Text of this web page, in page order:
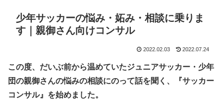
少年サッカーの悩み・妬み・相談に乗りま
す｜親御さん向けコンサル
2022.02.03 2022.07.24
この度、だいぶ前から温めていたジュニアサッカー・少年
団の親御さんの悩みの相談にのって話を聞く、『サッカー
コンサル』を始めました。